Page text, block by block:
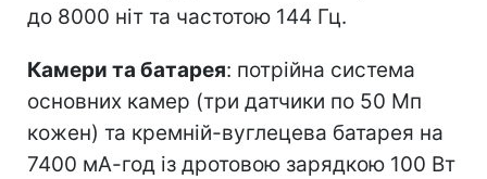
до 8000 ніт та частотою 144 Гц.
Камери та батарея: потрійна система
основних камер (три датчики по 50 Мп
кожен) та кремній-вуглецева батарея на
7400 мА-год із дротовою зарядкою 100 Вт